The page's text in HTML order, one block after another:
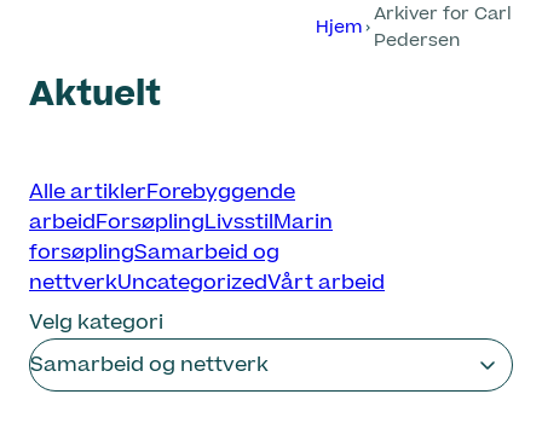
Rent
Hjem
Arkiver for Carl
Pedersen
Aktuelt
Velg
kategori
Alle artiklerForebyggende
arbeidForsøplingLivsstilMarin
forsøplingSamarbeid og
nettverkUncategorizedVårt arbeid
Velg kategori
Samarbeid og nettverk